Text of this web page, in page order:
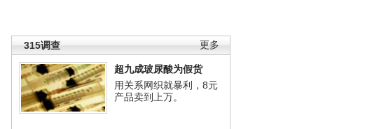
更多
315调查
超九成玻尿酸为假货
用关系网织就暴利，8元
产品卖到上万。